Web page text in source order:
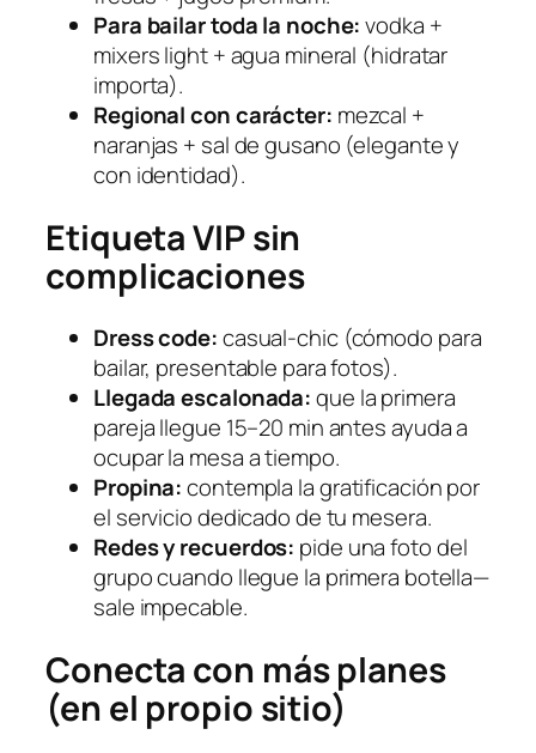
Para bailar toda la noche:vodka +
mixers light + agua mineral (hidratar
importa).
Regional con carácter: mezcal +
naranjas + sal de gusano (elegante y
con identidad).
Etiqueta VIP sin
complicaciones
Dress code:casual-chic (cómodo para
bailar, presentable para fotos).
Llegada escalonada:que la primera
pareja llegue 15–20 min antes ayuda a
ocupar la mesa a tiempo.
Propina:contempla la gratificación por
el servicio dedicado de tu mesera.
Redes y recuerdos: pide una foto del
grupo cuando llegue la primera botella—
sale impecable.
Conecta con más planes
(en el propio sitio)